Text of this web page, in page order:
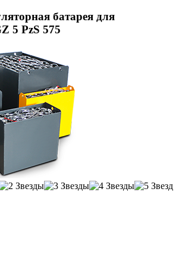
батарея для
5 PzS 575